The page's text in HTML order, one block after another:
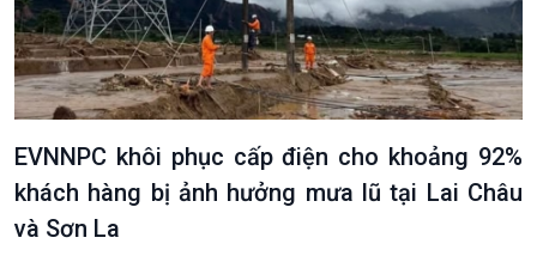
EVNNPC khôi phục cấp điện cho khoảng 92%
khách hàng bị ảnh hưởng mưa lũ tại Lai Châu
và Sơn La